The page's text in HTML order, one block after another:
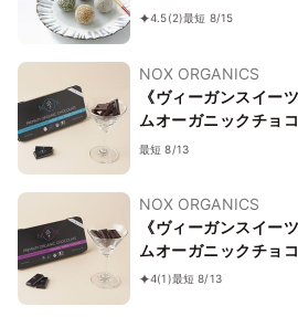
スイーツ》
4.5(2)最短 8/15
NOX ORGANICS
《ヴィーガンスイー
ムオーガニックチョ
Editionアーモンド＆
最短 8/13
NOX ORGANICS
《ヴィーガンスイー
ムオーガニックチョ
Editionクランベリー
4(1)最短 8/13